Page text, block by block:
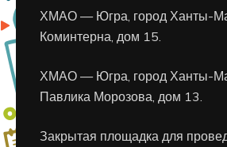
ХМАО — Югра, город Ханты-
Коминтерна, дом 15.
ХМАО — Югра, город Ханты-
Павлика Морозова, дом 13.
Закрытая площадка для